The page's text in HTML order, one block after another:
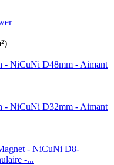
D48mm - Aimant
D32mm - Aimant
D8-
-...